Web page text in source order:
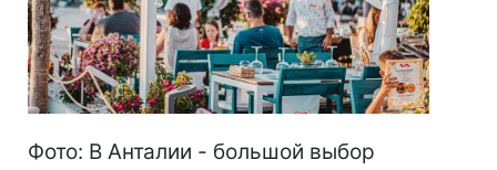
Фото: В Анталии - большой выбор